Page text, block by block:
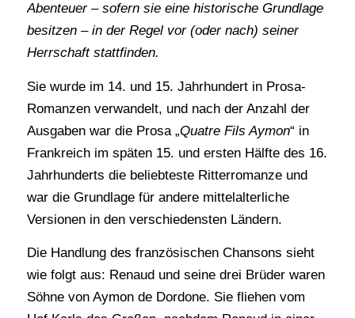
Abenteuer – sofern sie eine historische Grundlage
besitzen – in der Regel vor (oder nach) seiner
Herrschaft stattfinden.
Sie wurde im 14. und 15. Jahrhundert in Prosa-
Romanzen verwandelt, und nach der Anzahl der
Ausgaben war die Prosa „Quatre Fils Aymon“ in
Frankreich im späten 15. und ersten Hälfte des 16.
Jahrhunderts die beliebteste Ritterromanze und
war die Grundlage für andere mittelalterliche
Versionen in den verschiedensten Ländern.
Die Handlung des französischen Chansons sieht
wie folgt aus: Renaud und seine drei Brüder waren
Söhne von Aymon de Dordone. Sie fliehen vom